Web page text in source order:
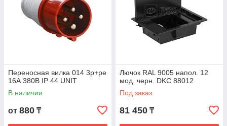
Переносная вилка 014 3р+ре
16А 380В IP 44 UNIT
В наличии
от 880 ₸
Лючок RAL 9005 напол. 12
мод. черн. DKC 88012
Под заказ
81 450 ₸